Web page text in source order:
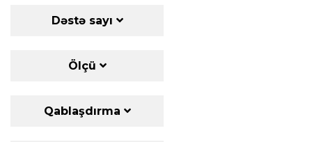
Dəstə sayı
Ölçü
Qablaşdırma